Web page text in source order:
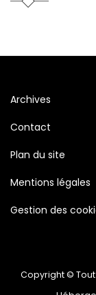
Archives
Contact
Plan du site
Mentions légales
Gestion des
Copyright © Tout